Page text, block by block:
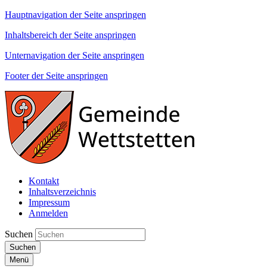
Hauptnavigation der Seite anspringen
Inhaltsbereich der Seite anspringen
Unternavigation der Seite anspringen
Footer der Seite anspringen
Kontakt
Inhaltsverzeichnis
Impressum
Anmelden
Suchen
Suchen
Menü